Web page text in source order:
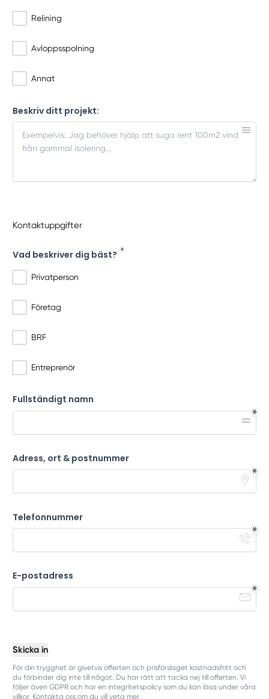
Relining
Avloppsspolning
Annat
Beskriv ditt projekt:
Kontaktuppgifter
Vad beskriver dig bäst?
Privatperson
Företag
BRF
Entreprenör
Fullständigt namn
Adress, ort & postnummer
Telefonnummer
E-postadress
Skicka in
För din trygghet är givetvis offerten och prisförslaget kostnadsfritt och
du förbinder dig inte till något. Du har rätt att tacka nej till offerten. Vi
följer även GDPR och har en integritetspolicy som du kan läsa under våra
villkor. Kontakta oss om du vill veta mer.